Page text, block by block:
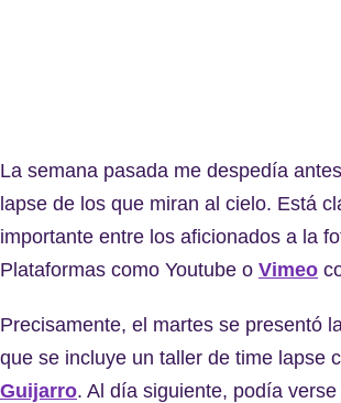
La semana pasada me despedía
lapse de los que miran al cielo. Está
importante entre los aficionados a la
Plataformas como Youtube o Vimeo
Precisamente, el martes se presentó
que se incluye un taller de time lapse
Guijarro. Al día siguiente, podía